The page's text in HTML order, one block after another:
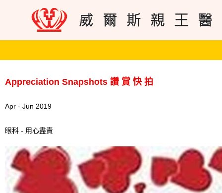
Appreciation Snapshots 讚 賞 快 拍
Apr - Jun 2019
眼科 - 用心盡責